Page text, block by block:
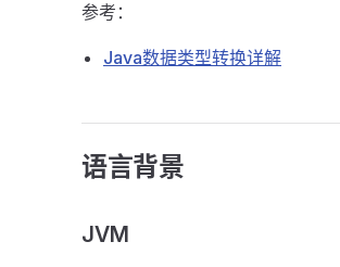
参考：
Java数据类型转换详解
语言背景
JVM